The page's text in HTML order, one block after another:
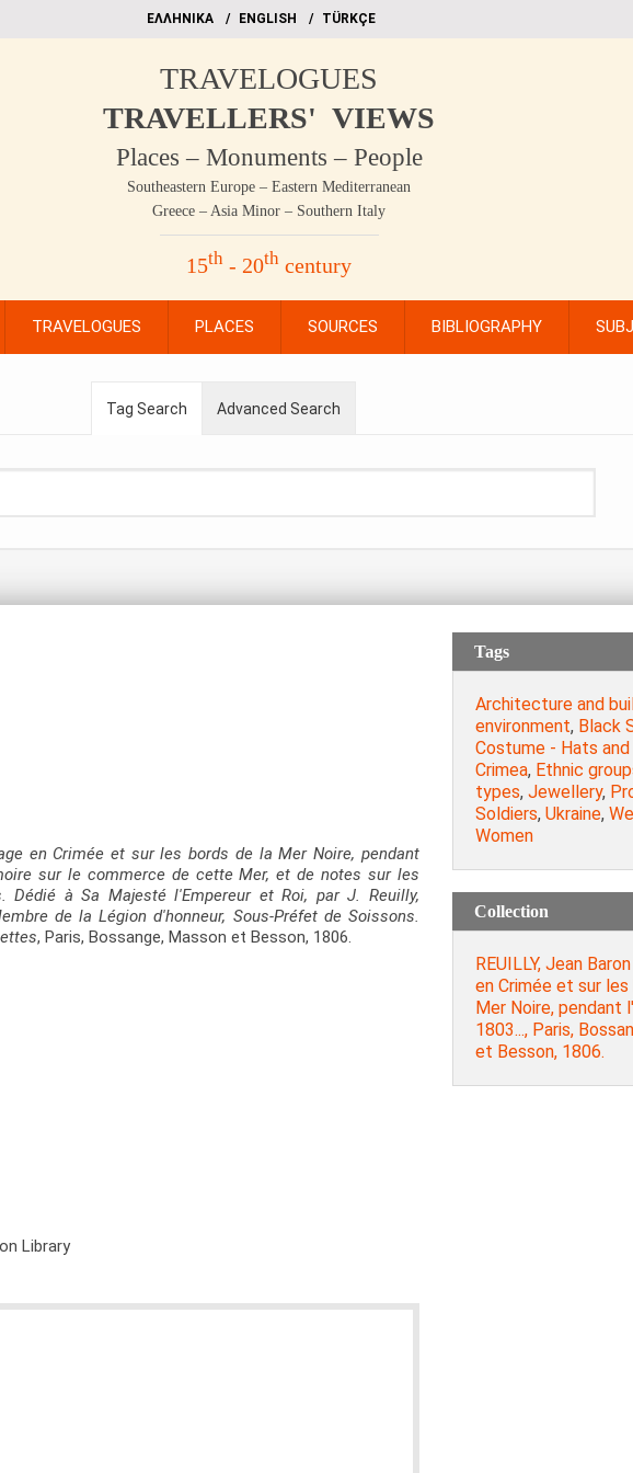
EΛΛΗΝΙΚΑ ΕΝGLISH TÜRKÇE
TRAVELOGUES
TRAVELLERS' VIEWS
Places – Monuments – People
Southeastern Europe – Eastern Mediterranean
Greece – Asia Minor – Southern Italy
15th - 20th century
TRAVELOGUES PLACES SOURCES BIBLIOGRAPHY
Tag Search Advanced Search
en Crimée et sur les bords de la Mer Noire, pendant
sur le commerce de cette Mer, et de notes sur les
Dédié à Sa Majesté l'Empereur et Roi, par J. Reuilly,
de la Légion d'honneur, Sous-Préfet de Soissons.
, Paris, Bossange, Masson et Besson, 1806.
Library
Tags
Architecture and
environment, Black
Costume - Hats and
Crimea, Ethnic
types, Jewellery,
Soldiers, Ukraine,
Women
Collection
REUILLY, Jean
en Crimée et sur
Mer Noire, pendant
1803..., Paris,
et Besson, 1806.